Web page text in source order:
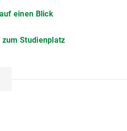
einen Blick
zum Studienplatz